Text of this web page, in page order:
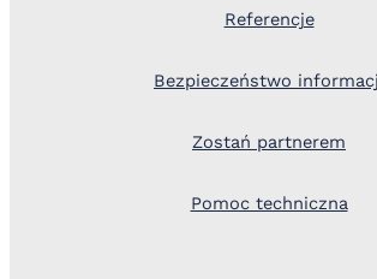
Referencje
Bezpieczeństwo
Zostań partnerem
Pomoc techniczna